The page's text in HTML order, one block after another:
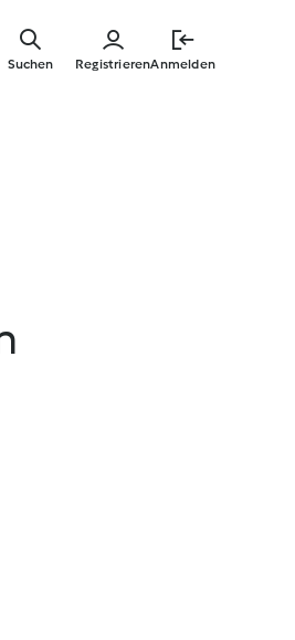
springen
RegistrierenAnmelden
Suchen